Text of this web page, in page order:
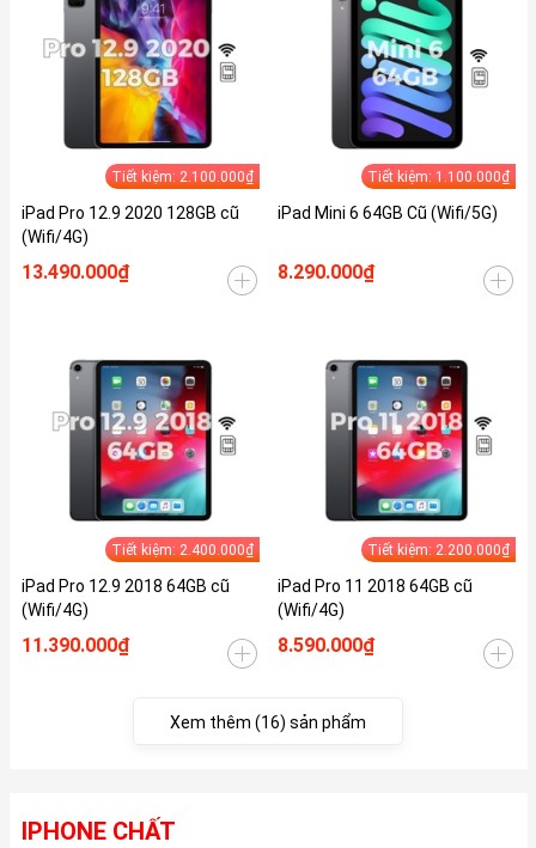
Tiết kiệm: 2.100.000₫
iPad Pro 12.9 2020 128GB cũ
(Wifi/4G)
13.490.000₫
Tiết kiệm: 1.100.000₫
iPad Mini 6 64GB Cũ (Wifi/5G)
8.290.000₫
Tiết kiệm: 2.400.000₫
iPad Pro 12.9 2018 64GB cũ
(Wifi/4G)
11.390.000₫
Tiết kiệm: 2.200.000₫
iPad Pro 11 2018 64GB cũ
(Wifi/4G)
8.590.000₫
Xem thêm (16) sản phẩm
IPHONE CHẤT